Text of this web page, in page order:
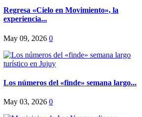
Regresa «Cielo en Movimiento», la
experiencia...
May 09, 2026 0
Los números del «finde» semana largo...
May 03, 2026 0